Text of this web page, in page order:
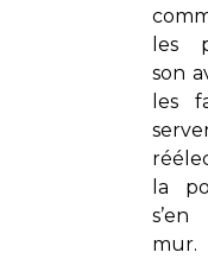
les
son
les
la
mur.